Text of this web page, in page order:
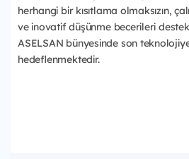
herhangi bir kısıtlama olmaksızın,
ve inovatif düşünme becerileri
ASELSAN bünyesinde son
hedeflenmektedir.